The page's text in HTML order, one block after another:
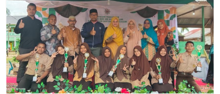
Ulim,
Aceh
Timur